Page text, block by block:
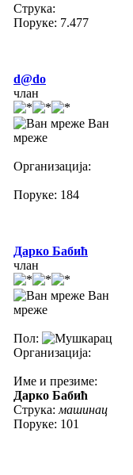
Струка:
Поруке: 7.477
d@do
члан
Ван
мреже
Организација:
Поруке: 184
Дарко Бабић
члан
Ван
мреже
Пол:
Организација:
Име и презиме:
Дарко Бабић
Струка: машинац
Поруке: 101